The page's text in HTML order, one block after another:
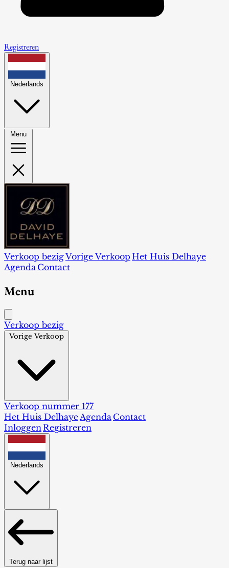
Registreren
Nederlands
Menu
Verkoop bezigVorige Verkoop Het Huis Delhaye
Agenda Contact
Menu
Verkoop bezig
Vorige Verkoop
Verkoop nummer 177
Het Huis DelhayeAgenda Contact
InloggenRegistreren
Nederlands
Terug naar lijst